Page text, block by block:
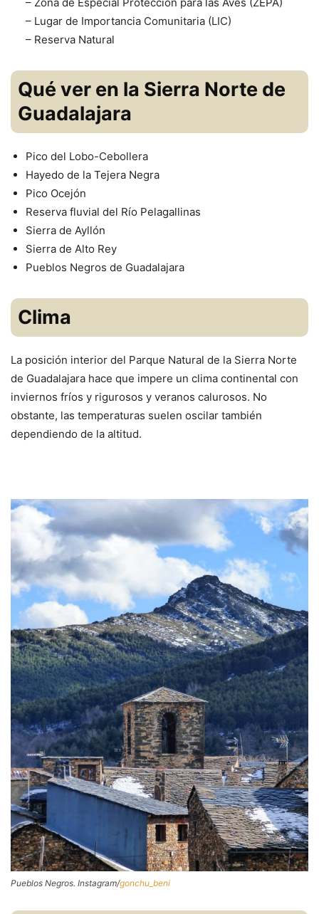
– Zona de Especial Protección para las Aves (ZEPA)
– Lugar de Importancia Comunitaria (LIC)
– Reserva Natural
Qué ver en la Sierra Norte de
Guadalajara
Pico del Lobo-Cebollera
Hayedo de la Tejera Negra
Pico Ocejón
Reserva fluvial del Río Pelagallinas
Sierra de Ayllón
Sierra de Alto Rey
Pueblos Negros de Guadalajara
Clima
La posición interior del Parque Natural de la Sierra Norte
de Guadalajara hace que impere un clima continental con
inviernos fríos y rigurosos y veranos calurosos. No
obstante, las temperaturas suelen oscilar también
dependiendo de la altitud.
Pueblos Negros. Instagram/gonchu_beni